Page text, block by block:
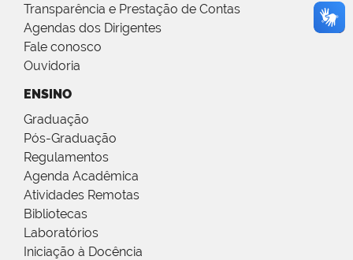
Transparência e Prestação de Contas
Agendas dos Dirigentes
Fale conosco
Ouvidoria
ENSINO
Graduação
Pós-Graduação
Regulamentos
Agenda Acadêmica
Atividades Remotas
Bibliotecas
Laboratórios
Iniciação à Docência